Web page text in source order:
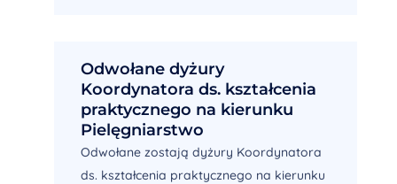
Odwołane dyżury
Koordynatora ds. kształcenia
praktycznego na kierunku
Pielęgniarstwo
Odwołane zostają dyżury Koordynatora
ds. kształcenia praktycznego na kierunku